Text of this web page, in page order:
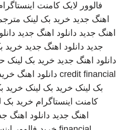
فالوور لایک کامنت
اهنگ جدید خرید بک لینک
اهنگ جدید دانلود اهنگ جدید
جدید دانلود اهنگ جدید خرید
دانلود اهنگ جدید خرید بک لینک
credit financial دانلود اهنگ
بک لینک خرید بک لینک خرید
کامنت اینستاگرام خرید بک
اهنگ جدید دانلود اهنگ